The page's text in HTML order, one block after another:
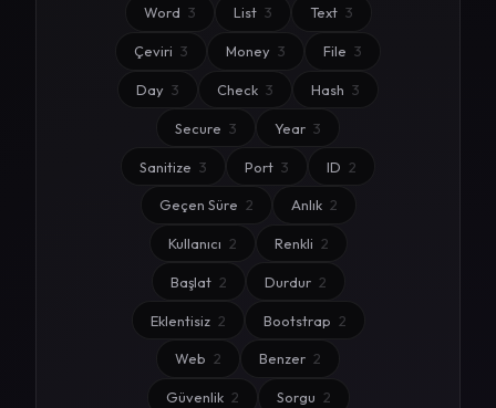
Word 3 List 3 Text 3
Çeviri 3 Money 3 File 3
Day 3 Check 3 Hash 3
Secure 3 Year 3
Sanitize 3 Port 3 ID 2
Geçen Süre 2 Anlık 2
Kullanıcı 2 Renkli 2
Başlat 2 Durdur 2
Eklentisiz 2 Bootstrap 2
Web 2 Benzer 2
Güvenlik 2 Sorgu 2